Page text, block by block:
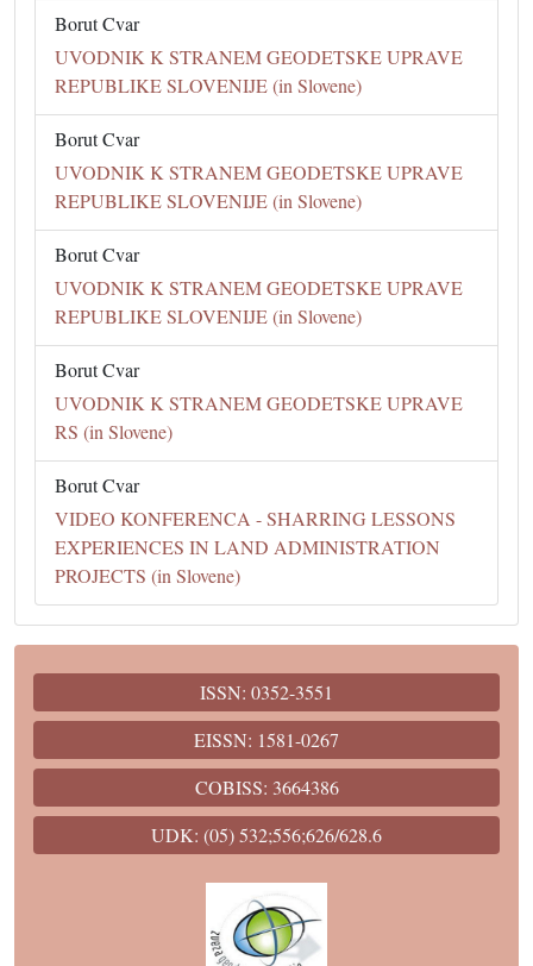
Borut Cvar
UVODNIK K STRANEM GEODETSKE UPRAVE
REPUBLIKE SLOVENIJE (in Slovene)
Borut Cvar
UVODNIK K STRANEM GEODETSKE UPRAVE
REPUBLIKE SLOVENIJE (in Slovene)
Borut Cvar
UVODNIK K STRANEM GEODETSKE UPRAVE
REPUBLIKE SLOVENIJE (in Slovene)
Borut Cvar
UVODNIK K STRANEM GEODETSKE UPRAVE
RS (in Slovene)
Borut Cvar
VIDEO KONFERENCA - SHARRING LESSONS
EXPERIENCES IN LAND ADMINISTRATION
PROJECTS (in Slovene)
ISSN: 0352-3551
EISSN: 1581-0267
COBISS: 3664386
UDK: (05) 532;556;626/628.6